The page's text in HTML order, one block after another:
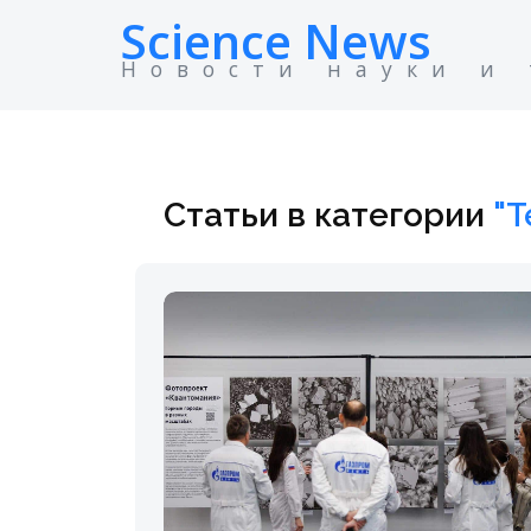
Science News
Новости науки и
Статьи в категории